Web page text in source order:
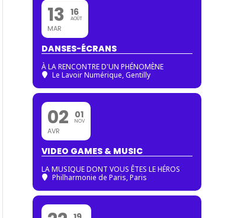
13
MAR
16
AOÛT
DANSES-ÉCRANS
À LA RENCONTRE D'UN PHÉNOMÈNE
Le Lavoir Numérique, Gentilly
02
AVR
01
NOV
VIDEO GAMES & MUSIC
LA MUSIQUE DONT VOUS ÊTES LE HÉROS
Philharmonie de Paris, Paris